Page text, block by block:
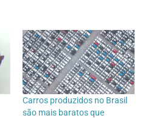
Carros produzidos no Brasil
são mais baratos que